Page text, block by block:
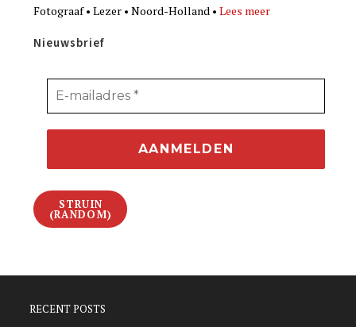
Fotograaf • Lezer • Noord-Holland •Lees meer
Nieuwsbrief
STRUIN
(RANDOM)
RECENT POSTS